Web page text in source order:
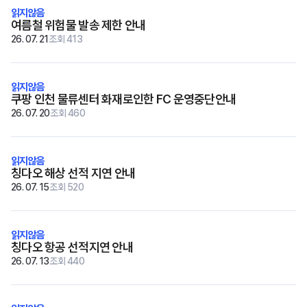
여름철 위험물 발송 제한 안내
26. 07. 21조회 413
쿠팡 인천 물류센터 화재로인한 FC 운영중단안내
26. 07. 20조회 460
칭다오 해상 선적 지연 안내
26. 07. 15조회 520
칭다오 항공 선적지연 안내
26. 07. 13조회 440